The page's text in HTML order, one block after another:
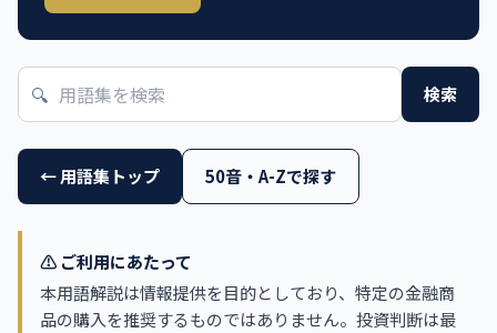
🔍 検索
← 用語集トップ 50音・A-Zで探す
⚠️ ご利用にあたって
本用語解説は情報提供を目的としており、特定の金融商
品の購入を推奨するものではありません。投資判断は最